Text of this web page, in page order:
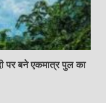
पर बने एकमात्र पुल का